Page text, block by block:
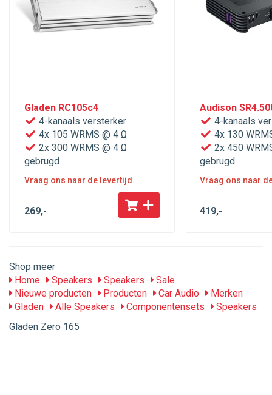
​Gladen RC105c4
4-kanaals versterker
4x 105 WRMS @ 4 Ω
2x 300 WRMS @ 4 Ω
gebrugd
Vraag ons naar de levertijd
269,-
Audison
4-kanaals
4x 130
2x 450
gebrugd
Vraag ons naar
419,-
Shop meer
Home
Speakers Speakers
Sale
Nieuwe producten
Producten Car Audio
Merken
Gladen
Alle Speakers Componentensets
Speakers
Gladen Zero 165